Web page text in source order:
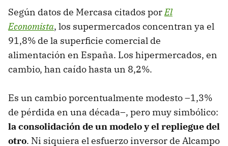
Según datos de Mercasa citados porEl
Economista, los supermercados concentran ya el
91,8% de la superficie comercial de
alimentación en España. Los hipermercados, en
cambio, han caído hasta un 8,2%.
Es un cambio porcentualmente modesto –1,3%
de pérdida en una década–, pero muy simbólico:
la consolidación de un modelo y el repliegue del
otro. Ni siquiera el esfuerzo inversor de Alcampo